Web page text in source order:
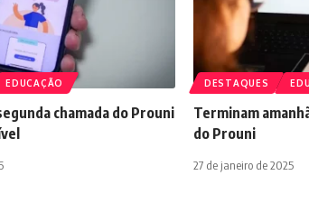
EDUCAÇÃO
chamada do Prouni
DESTAQUES
Terminam
do Prouni
27 de janeiro de 2025